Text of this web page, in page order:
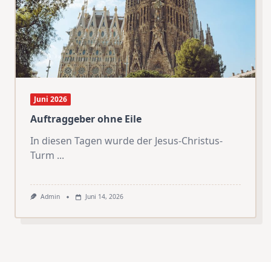
Juni 2026
Auftraggeber ohne Eile
In diesen Tagen wurde der Jesus-Christus-
Turm ...
Admin Juni 14, 2026